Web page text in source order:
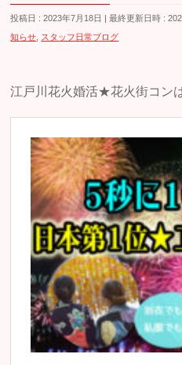
投稿日 : 2023年7月18日 最終更新日時 :
知らせ スタッフ日常ブログ
江戸川花火婚活★花火街コン